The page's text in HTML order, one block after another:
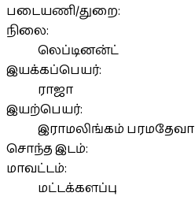
படையணி/துறை:
நிலை:
லெப்டினன்ட்
இயக்கப்பெயர்:
ராஜா
இயற்பெயர்:
இராமலிங்கம் பரமதேவா
சொந்த இடம்:
மாவட்டம்:
மட்டக்களப்பு